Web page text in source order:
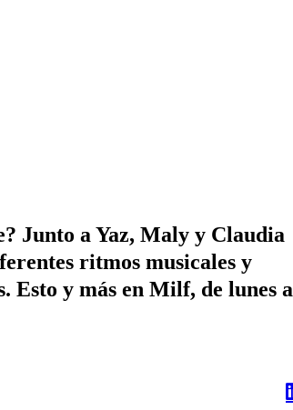
Junto a Yaz, Maly y Claudia
ritmos musicales y
Esto y más en Milf, de lunes a